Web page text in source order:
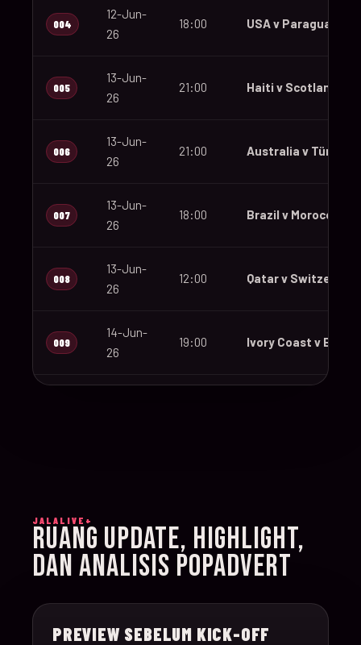
004
12-Jun-
26
18:00 USA v Paraguay
005
13-Jun-
26
21:00 Haiti v Scotland
006
13-Jun-
26
21:00 Australia v Türkiye
007
13-Jun-
26
18:00 Brazil v Morocco
008
13-Jun-
26
12:00 Qatar v Switzerland
009
14-Jun-
26
19:00 Ivory Coast v
012
14-Jun-
26
20:00 Sweden v Tunisia
26
JALALIVE+
RUANG UPDATE, HIGHLIGHT,
DAN ANALISIS POPADVERT
PREVIEW SEBELUM KICK-OFF